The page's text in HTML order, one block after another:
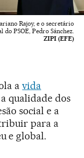
Rajoy, e o secretário
do PSOE, Pedro Sánchez.
ZIPI (EFE)
avida
qualidade dos
social e a
para a
e global.